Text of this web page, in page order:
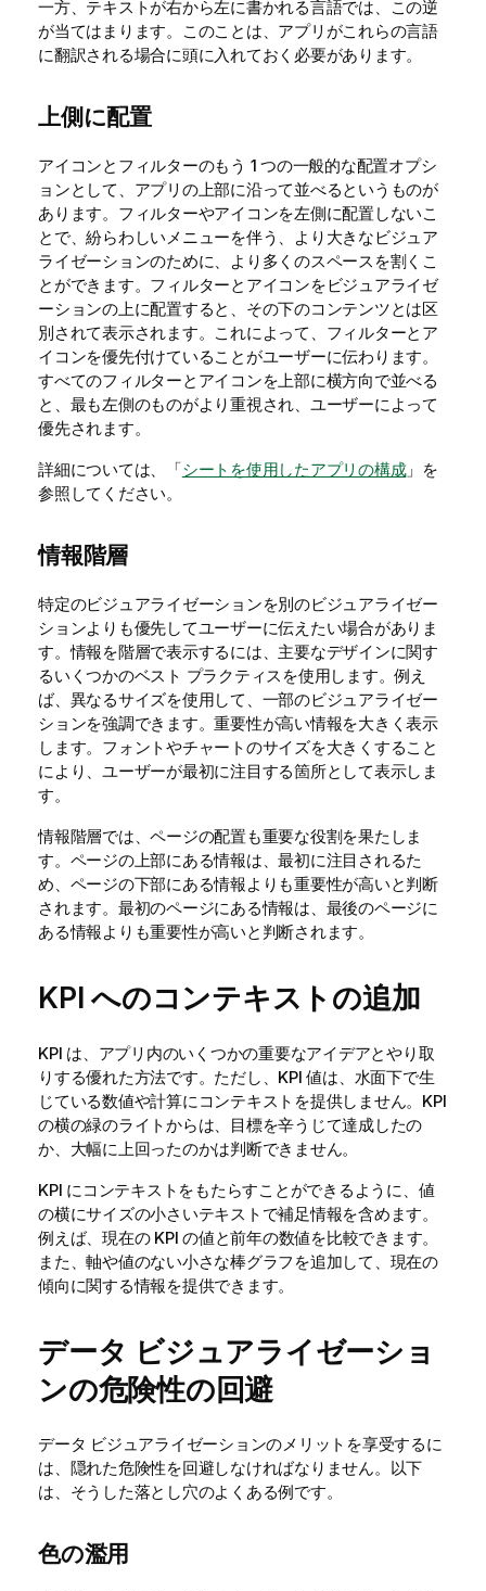
一方、テキストが右から左に書かれる言語では、この逆
が当てはまります。このことは、アプリがこれらの言語
に翻訳される場合に頭に入れておく必要があります。
上側に配置
アイコンとフィルターのもう 1 つの一般的な配置オプシ
ョンとして、アプリの上部に沿って並べるというものが
あります。フィルターやアイコンを左側に配置しないこ
とで、紛らわしいメニューを伴う、より大きなビジュア
ライゼーションのために、より多くのスペースを割くこ
とができます。フィルターとアイコンをビジュアライゼ
ーションの上に配置すると、その下のコンテンツとは区
別されて表示されます。これによって、フィルターとア
イコンを優先付けていることがユーザーに伝わります。
すべてのフィルターとアイコンを上部に横方向で並べる
と、最も左側のものがより重視され、ユーザーによって
優先されます。
詳細については、「シートを使用したアプリの構成」を
参照してください。
情報階層
特定のビジュアライゼーションを別のビジュアライゼー
ションよりも優先してユーザーに伝えたい場合がありま
す。情報を階層で表示するには、主要なデザインに関す
るいくつかのベスト プラクティスを使用します。例え
ば、異なるサイズを使用して、一部のビジュアライゼー
ションを強調できます。重要性が高い情報を大きく表示
します。フォントやチャートのサイズを大きくすること
により、ユーザーが最初に注目する箇所として表示しま
す。
情報階層では、ページの配置も重要な役割を果たしま
す。ページの上部にある情報は、最初に注目されるた
め、ページの下部にある情報よりも重要性が高いと判断
されます。最初のページにある情報は、最後のページに
ある情報よりも重要性が高いと判断されます。
KPI へのコンテキストの追加
KPI は、アプリ内のいくつかの重要なアイデアとやり取
りする優れた方法です。ただし、KPI 値は、水面下で生
じている数値や計算にコンテキストを提供しません。KPI
の横の緑のライトからは、目標を辛うじて達成したの
か、大幅に上回ったのかは判断できません。
KPI にコンテキストをもたらすことができるように、値
の横にサイズの小さいテキストで補足情報を含めます。
例えば、現在の KPI の値と前年の数値を比較できます。
また、軸や値のない小さな棒グラフを追加して、現在の
傾向に関する情報を提供できます。
データ ビジュアライゼーショ
ンの危険性の回避
データ ビジュアライゼーションのメリットを享受するに
は、隠れた危険性を回避しなければなりません。以下
は、そうした落とし穴のよくある例です。
色の濫用